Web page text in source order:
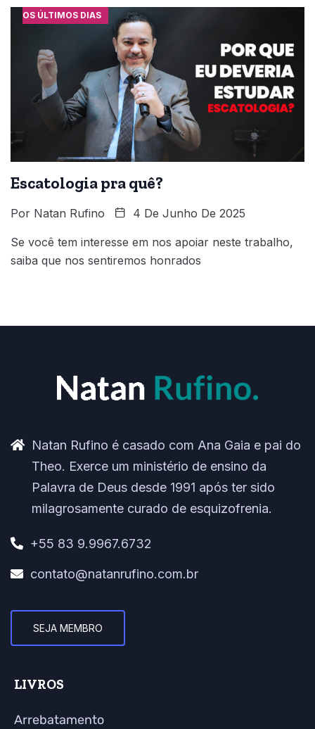
OS ÚLTIMOS DIAS
Escatologia pra quê?
Por Natan Rufino 4 De Junho De 2025
Se você tem interesse em nos apoiar neste trabalho,
saiba que nos sentiremos honrados
Natan Rufino é casado com Ana Gaia e pai do
Theo. Exerce um ministério de ensino da
Palavra de Deus desde 1991 após ter sido
milagrosamente curado de esquizofrenia.
+55 83 9.9967.6732
contato@natanrufino.com.br
SEJA MEMBRO
LIVROS
Arrebatamento